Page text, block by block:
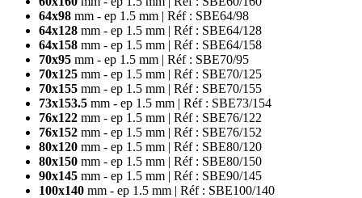
64x98 mm - ep 1.5 mm | Réf : SBE64/98
64x128 mm - ep 1.5 mm | Réf : SBE64/128
64x158 mm - ep 1.5 mm | Réf : SBE64/158
70x95 mm - ep 1.5 mm | Réf : SBE70/95
70x125 mm - ep 1.5 mm | Réf : SBE70/125
70x155 mm - ep 1.5 mm | Réf : SBE70/155
73x153.5 mm - ep 1.5 mm | Réf : SBE73/154
76x122 mm - ep 1.5 mm | Réf : SBE76/122
76x152 mm - ep 1.5 mm | Réf : SBE76/152
80x120 mm - ep 1.5 mm | Réf : SBE80/120
80x150 mm - ep 1.5 mm | Réf : SBE80/150
90x145 mm - ep 1.5 mm | Réf : SBE90/145
100x140 mm - ep 1.5 mm | Réf : SBE100/140